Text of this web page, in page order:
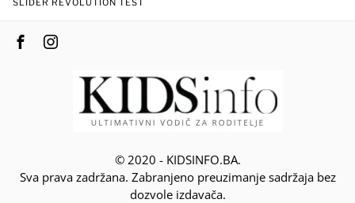
SLIDER REVOLUTION TEST
© 2020 - KIDSINFO.BA.
Sva prava zadržana. Zabranjeno preuzimanje sadržaja bez
dozvole izdavača.